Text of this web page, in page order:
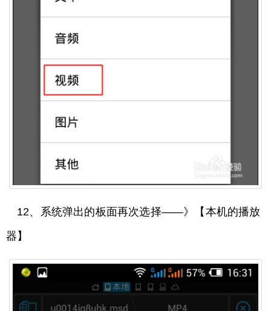
12、系统弹出的板面再次选择——》【本机的播放
器】